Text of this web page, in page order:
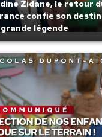
Zidane, le retour
confie son
légende